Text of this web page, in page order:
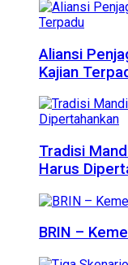
Aliansi
Kajian
Tradisi
Harus
BRIN –